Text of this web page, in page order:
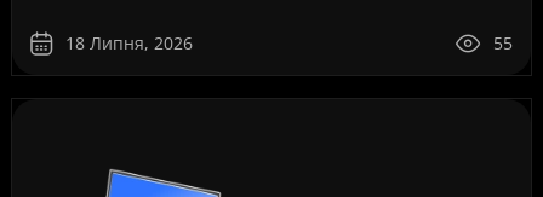
18 Липня, 2026
55